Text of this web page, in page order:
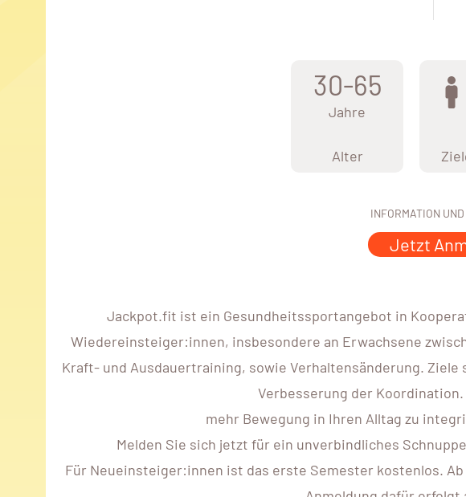
30-65
Jahre
Alter
INFORMATION
Jetzt
Jackpot.fit ist ein Gesundheitssportangebot in
Wiedereinsteiger:innen, insbesondere an Erwachsene
Kraft- und Ausdauertraining, sowie Verhaltensänderung.
Verbesserung der
mehr Bewegung in Ihren Alltag zu
Melden Sie sich jetzt für ein unverbindliches
Für Neueinsteiger:innen ist das erste Semester kostenlos.